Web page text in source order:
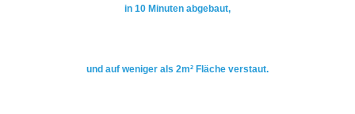
in 10 Minuten abgebaut,
und auf weniger als 2m² Fläche verstaut.